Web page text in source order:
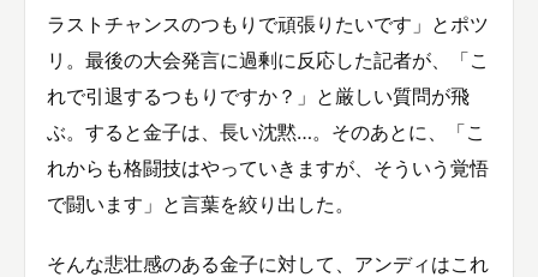
ラストチャンスのつもりで頑張りたいです」とポツ
リ。最後の大会発言に過剰に反応した記者が、「こ
れで引退するつもりですか？」と厳しい質問が飛
ぶ。すると金子は、長い沈黙…。そのあとに、「こ
れからも格闘技はやっていきますが、そういう覚悟
で闘います」と言葉を絞り出した。
そんな悲壮感のある金子に対して、アンディはこれ